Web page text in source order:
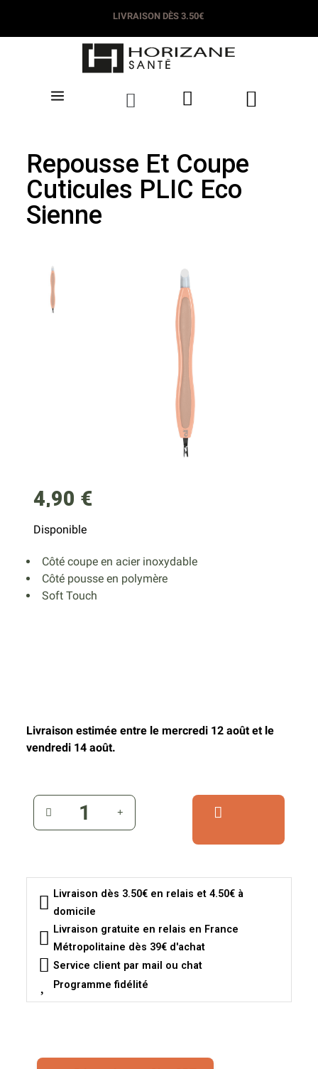
LIVRAISON DÈS 3.50€
Repousse Et Coupe
Cuticules PLIC Eco
Sienne
4,90 €
Disponible
Côté coupe en acier inoxydable
Côté pousse en polymère
Soft Touch
Livraison estimée entre le mercredi 12 août et le
vendredi 14 août.
Livraison dès 3.50€ en relais et 4.50€ à
domicile
Livraison gratuite en relais en France
Métropolitaine dès 39€ d'achat
Service client par mail ou chat
Programme fidélité